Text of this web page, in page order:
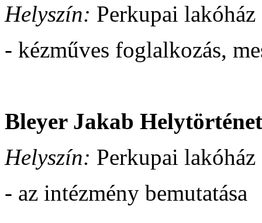
Helyszín: Perkupai
- kézműves foglalkozás,
Bleyer Jakab
Helyszín: Perkupai
- az intézmény bemutatása